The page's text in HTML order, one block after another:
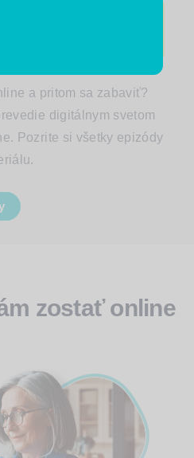
a pritom sa zabaviť?
digitálnym svetom
Pozrite si všetky epizódy
zostať online